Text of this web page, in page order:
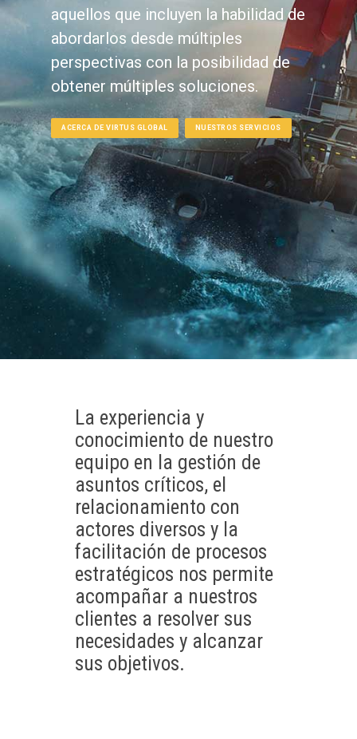
aquellos que incluyen la habilidad de
abordarlos desde múltiples
perspectivas con la posibilidad de
obtener múltiples soluciones.
ACERCA DE VIRTUS GLOBAL NUESTROS SERVICIOS
La experiencia y
conocimiento de nuestro
equipo en la gestión de
asuntos críticos, el
relacionamiento con
actores diversos y la
facilitación de procesos
estratégicos nos permite
acompañar a nuestros
clientes a resolver sus
necesidades y alcanzar
sus objetivos.